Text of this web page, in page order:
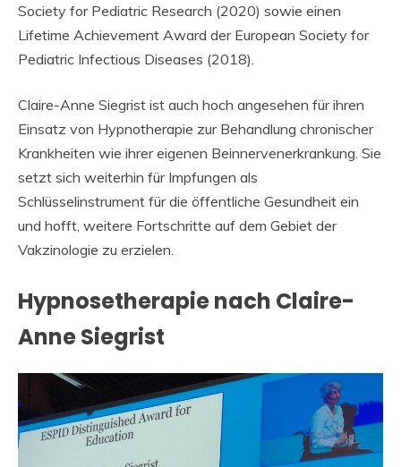
Society for Pediatric Research (2020) sowie einen
Lifetime Achievement Award der European Society for
Pediatric Infectious Diseases (2018).
Claire-Anne Siegrist ist auch hoch angesehen für ihren
Einsatz von Hypnotherapie zur Behandlung chronischer
Krankheiten wie ihrer eigenen Beinnervenerkrankung. Sie
setzt sich weiterhin für Impfungen als
Schlüsselinstrument für die öffentliche Gesundheit ein
und hofft, weitere Fortschritte auf dem Gebiet der
Vakzinologie zu erzielen.
Hypnosetherapie nach Claire-
Anne Siegrist